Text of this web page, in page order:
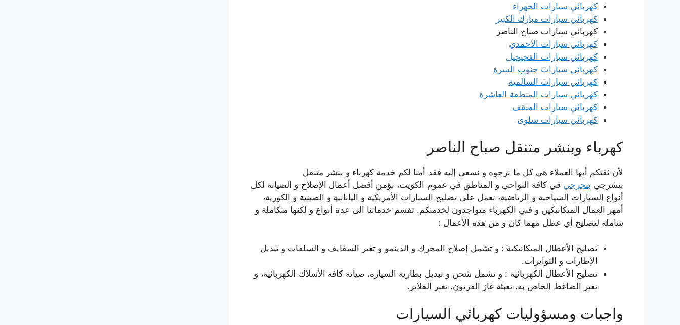
كهربائي سيارات الجهراء
كهربائي سيارات مبارك الكبير
كهربائي سيارات صباح الناصر
كهربائي سيارات الاحمدي
كهربائي سيارات الفحيحيل
كهربائي سيارات جنوب السرة
كهربائي سيارات السالمية
كهربائي سيارات المنطقة العاشرة
كهربائي سيارات المنقف
كهربائي سيارات سلوى
كهرباء وبنشر متنقل صباح الناصر
لأن ثقتكم أيها العملاء هي كل ما نرجوه و نسعى إليه فقد أمنا لكم خدمة كهرباء و بنشر متنقل
بنشرجي بنجرجي في كافة النواحي و المناطق في عموم الكويت، نؤمن أفضل أعمال الإصلاح و الصيانة لكل
أنواع السيارات السياحية و الرياضية، نعمل على تصليح السيارات الأمريكية و اليابانية و الصينية و الكورية،
أمهر العمال الميكانيكين و فني الكهرباء متواجدون لخدمتكم. تقسم خدماتنا الى عدة أنواع و لكنها متكاملة و
شاملة لتصليح أي عطل مهما كان و من هذه الأعمال :
تصليح الأعطال الميكانيكية : و تشمل إصلاح المحرك و الدينمو و تغير السفايف و السلفات و تبديل
الإطارات و التوايرات.
تصليح الأعطال الكهربائية : و تشمل شحن و تبديل بطارية السيارة، صيانة كافة الأسلاك الكهربائية، و
تغير الضاغط الخاص به، تعبئة غاز الفريون، تغير الفلاتر.
واجبات ومسؤوليات كهربائي السيارات